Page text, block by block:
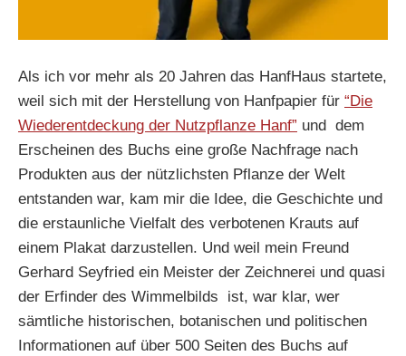
Als ich vor mehr als 20 Jahren das HanfHaus startete,
weil sich mit der Herstellung von Hanfpapier für “Die
Wiederentdeckung der Nutzpflanze Hanf” und dem
Erscheinen des Buchs eine große Nachfrage nach
Produkten aus der nützlichsten Pflanze der Welt
entstanden war, kam mir die Idee, die Geschichte und
die erstaunliche Vielfalt des verbotenen Krauts auf
einem Plakat darzustellen. Und weil mein Freund
Gerhard Seyfried ein Meister der Zeichnerei und quasi
der Erfinder des Wimmelbilds ist, war klar, wer
sämtliche historischen, botanischen und politischen
Informationen auf über 500 Seiten des Buchs auf